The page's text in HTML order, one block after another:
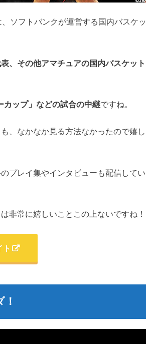
ソフトバンクが運営する国内バスケッ
、その他アマチュアの国内バスケット
カップ」などの試合の中継ですね。
、なかなか見る方法なかったので嬉し
プレイ集やインタビューも配信してい
非常に嬉しいことこの上ないですね！
ト